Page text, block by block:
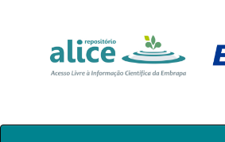
Skip